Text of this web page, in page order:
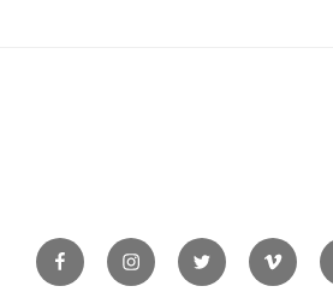
FacebookInstagramTwitter Vimeo